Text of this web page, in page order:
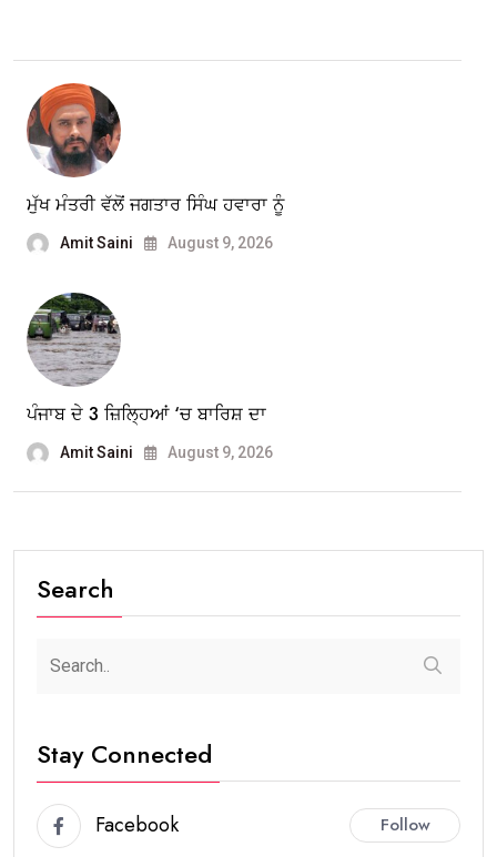
ਮੁੱਖ ਮੰਤਰੀ ਵੱਲੋਂ ਜਗਤਾਰ ਸਿੰਘ ਹਵਾਰਾ ਨੂੰ
Amit Saini August 9, 2026
ਪੰਜਾਬ ਦੇ 3 ਜ਼ਿਲ੍ਹਿਆਂ ‘ਚ ਬਾਰਿਸ਼ ਦਾ
Amit Saini August 9, 2026
Search
Stay Connected
Facebook Follow